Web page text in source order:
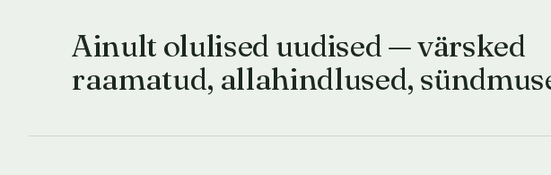
Ainult olulised uudised — värsked
raamatud, allahindlused,